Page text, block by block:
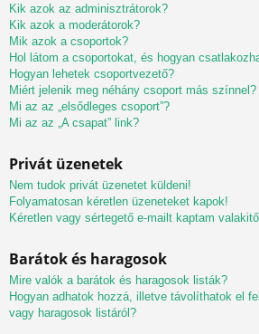
Kik azok az adminisztrátorok?
Kik azok a moderátorok?
Mik azok a csoportok?
Hol látom a csoportokat, és hogyan
Hogyan lehetek csoportvezető?
Miért jelenik meg néhány csoport más színnel?
Mi az az „elsődleges csoport”?
Mi az az „A csapat” link?
Privát üzenetek
Nem tudok privát üzenetet küldeni!
Folyamatosan kéretlen üzeneteket kapok!
Kéretlen vagy sértegető e-mailt kaptam
Barátok és haragosok
Mire valók a barátok és haragosok listák?
Hogyan adhatok hozzá, illetve távolíthatok el
vagy haragosok listáról?